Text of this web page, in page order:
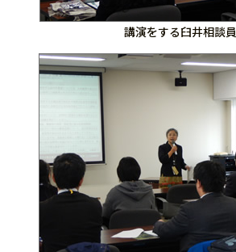
講演をする臼井相談員